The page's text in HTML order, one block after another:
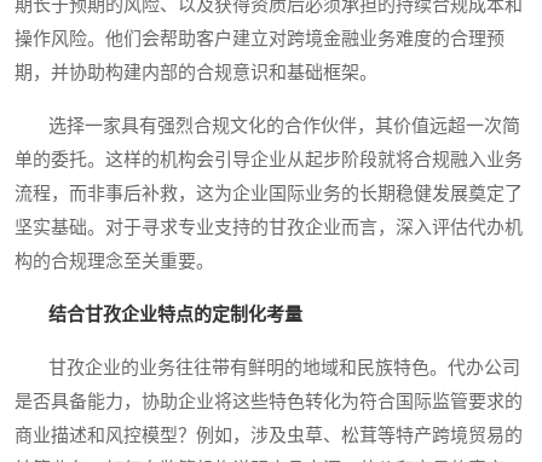
期长于预期的风险、以及获得资质后必须承担的持续合规成本和
操作风险。他们会帮助客户建立对跨境金融业务难度的合理预
期，并协助构建内部的合规意识和基础框架。
选择一家具有强烈合规文化的合作伙伴，其价值远超一次简
单的委托。这样的机构会引导企业从起步阶段就将合规融入业务
流程，而非事后补救，这为企业国际业务的长期稳健发展奠定了
坚实基础。对于寻求专业支持的甘孜企业而言，深入评估代办机
构的合规理念至关重要。
结合甘孜企业特点的定制化考量
甘孜企业的业务往往带有鲜明的地域和民族特色。代办公司
是否具备能力，协助企业将这些特色转化为符合国际监管要求的
商业描述和风控模型？例如，涉及虫草、松茸等特产跨境贸易的